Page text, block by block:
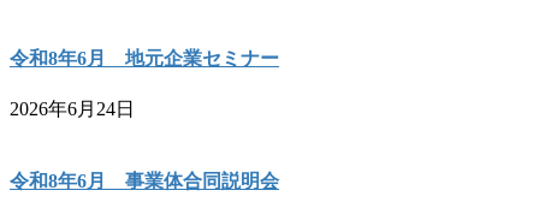
令和8年6月 地元企業セミナー
2026年6月24日
令和8年6月 事業体合同説明会